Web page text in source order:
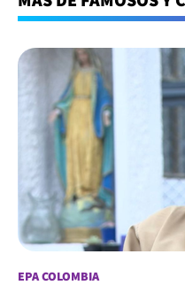
EPA COLOMBIA